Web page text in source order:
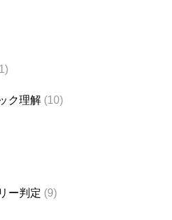
ク理解 (10)
ー判定 (9)